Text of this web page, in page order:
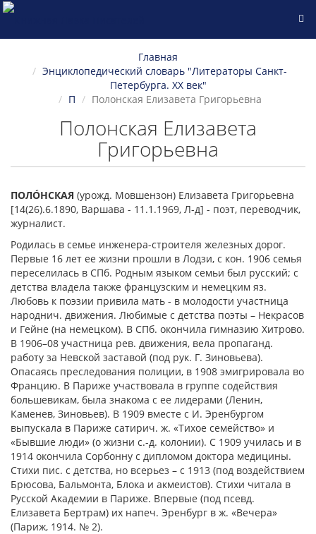
Главная
Энциклопедический словарь "Литераторы Санкт-
Петербурга. XX век"
П
Полонская Елизавета Григорьевна
Полонская Елизавета
Григорьевна
ПОЛÓНСКАЯ (урожд. Мовшензон) Елизавета Григорьевна
[14(26).6.1890, Варшава - 11.1.1969, Л-д] - поэт, переводчик,
журналист.
Родилась в семье инженера-строителя железных дорог.
Первые 16 лет ее жизни прошли в Лодзи, с кон. 1906 семья
переселилась в СПб. Родным языком семьи был русский; с
детства владела также французским и немецким яз.
Любовь к поэзии привила мать - в молодости участница
народнич. движения. Любимые с детства поэты – Некрасов
и Гейне (на немецком). В СПб. окончила гимназию Хитрово.
В 1906–08 участница рев. движения, вела пропаганд.
работу за Невской заставой (под рук. Г. Зиновьева).
Опасаясь преследования полиции, в 1908 эмигрировала во
Францию. В Париже участвовала в группе содействия
большевикам, была знакома с ее лидерами (Ленин,
Каменев, Зиновьев). В 1909 вместе с И. Эренбургом
выпускала в Париже сатирич. ж. «Тихое семейство» и
«Бывшие люди» (о жизни с.-д. колонии). С 1909 училась и в
1914 окончила Сорбонну с дипломом доктора медицины.
Стихи пис. с детства, но всерьез – с 1913 (под воздействием
Брюсова, Бальмонта, Блока и акмеистов). Стихи читала в
Русской Академии в Париже. Впервые (под псевд.
Елизавета Бертрам) их напеч. Эренбург в ж. «Вечера»
(Париж, 1914. № 2).